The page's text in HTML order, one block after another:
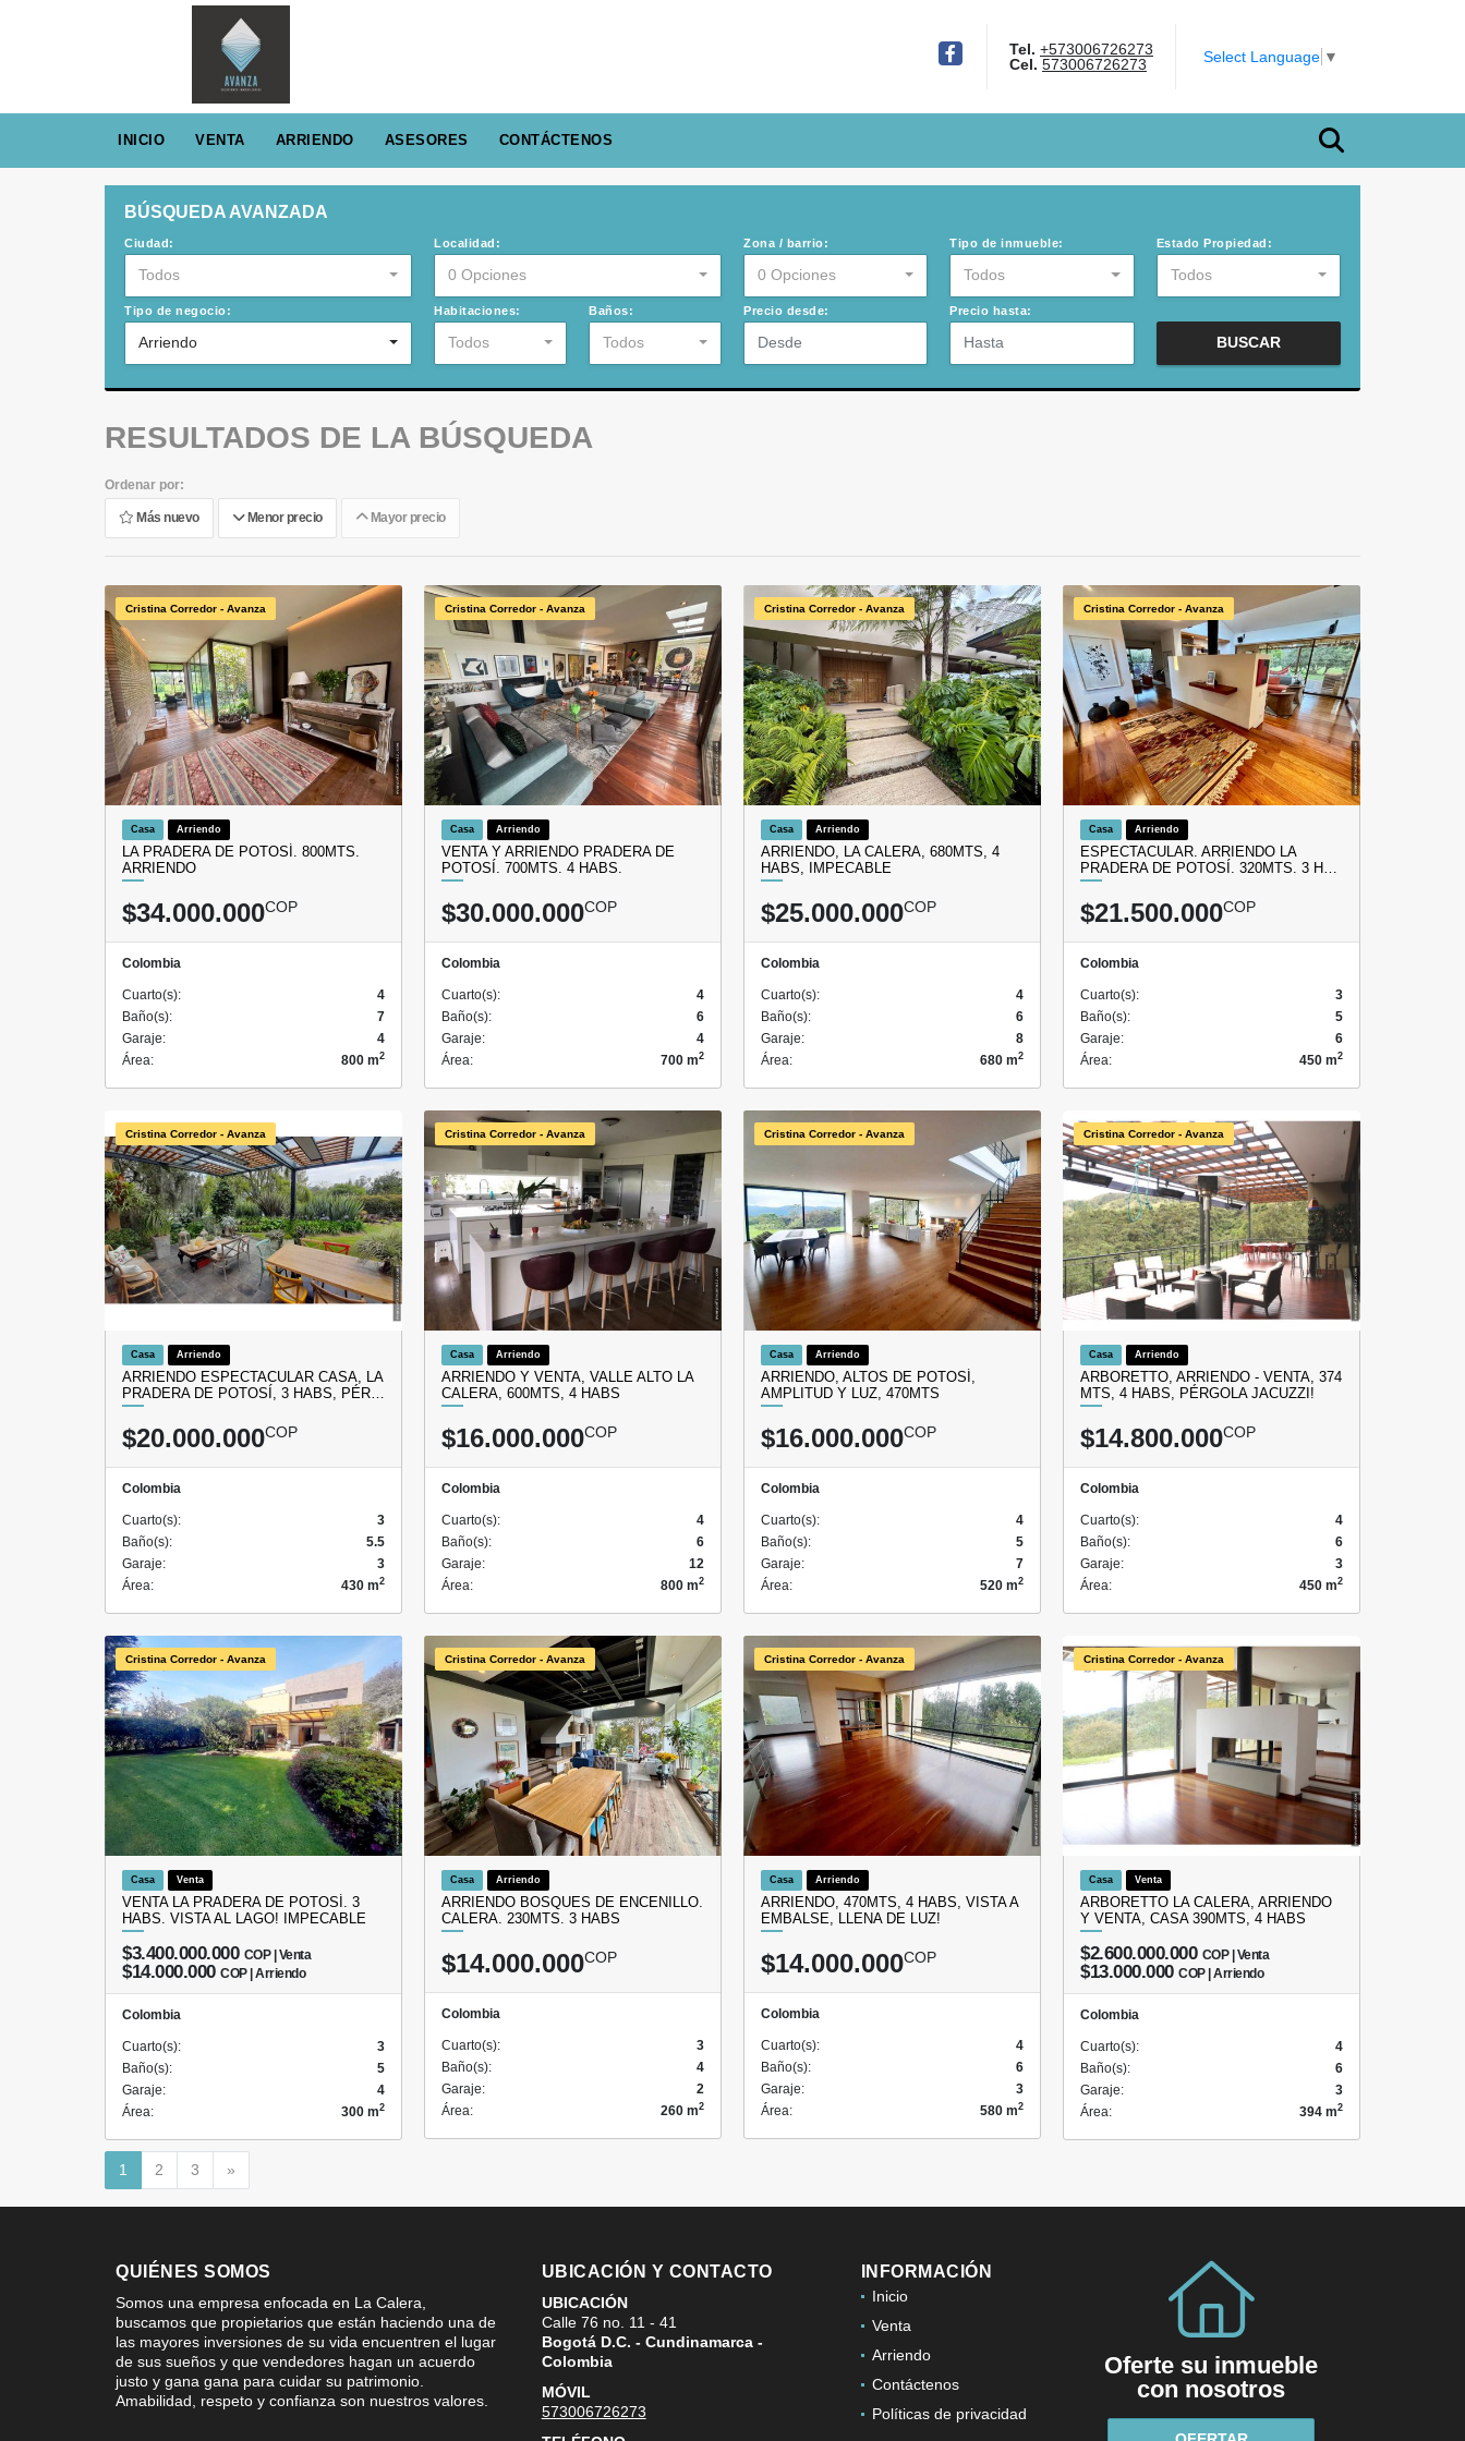
Facebook Tel. +573006726273
Cel. 573006726273 Select Language ▼
INICIO VENTA ARRIENDO ASESORES CONTÁCTENOS
BÚSQUEDA AVANZADA
Ciudad:
Todos
Localidad:
0 Opciones
Zona / barrio:
0 Opciones
Tipo de inmueble:
Todos
Estado Propiedad:
Todos
Tipo de negocio:
Arriendo
Habitaciones:
Todos
Baños:
Todos
Precio desde: Precio hasta:
BUSCAR
RESULTADOS DE LA BÚSQUEDA
Ordenar por:
Más nuevo Menor precio Mayor precio
Cristina Corredor - Avanza
Casa Arriendo
LA PRADERA DE POTOSÍ. 800MTS.
ARRIENDO
$34.000.000COP
Colombia
Cuarto(s):
4
Baño(s):
7
Garaje:
4
Área:
800 m2
Cristina Corredor - Avanza
Casa Arriendo
VENTA Y ARRIENDO PRADERA DE
POTOSÍ. 700MTS. 4 HABS.
$30.000.000COP
Colombia
Cuarto(s):
4
Baño(s):
6
Garaje:
4
Área:
700 m2
Cristina Corredor - Avanza
Casa Arriendo
ARRIENDO, LA CALERA, 680MTS, 4
HABS, IMPECABLE
$25.000.000COP
Colombia
Cuarto(s):
4
Baño(s):
6
Garaje:
8
Área:
680 m2
Cristina Corredor - Avanza
Casa Arriendo
ESPECTACULAR. ARRIENDO LA
PRADERA DE POTOSÍ. 320MTS. 3 H…
$21.500.000COP
Colombia
Cuarto(s):
3
Baño(s):
5
Garaje:
6
Área:
450 m2
Cristina Corredor - Avanza
Casa Arriendo
ARRIENDO ESPECTACULAR CASA, LA
PRADERA DE POTOSÍ, 3 HABS, PÉR…
$20.000.000COP
Colombia
Cuarto(s):
3
Baño(s):
5.5
Garaje:
3
Área:
430 m2
Cristina Corredor - Avanza
Casa Arriendo
ARRIENDO Y VENTA, VALLE ALTO LA
CALERA, 600MTS, 4 HABS
$16.000.000COP
Colombia
Cuarto(s):
4
Baño(s):
6
Garaje:
12
Área:
800 m2
Cristina Corredor - Avanza
Casa Arriendo
ARRIENDO, ALTOS DE POTOSÍ,
AMPLITUD Y LUZ, 470MTS
$16.000.000COP
Colombia
Cuarto(s):
4
Baño(s):
5
Garaje:
7
Área:
520 m2
Cristina Corredor - Avanza
Casa Arriendo
ARBORETTO, ARRIENDO - VENTA, 374
MTS, 4 HABS, PÉRGOLA JACUZZI!
$14.800.000COP
Colombia
Cuarto(s):
4
Baño(s):
6
Garaje:
3
Área:
450 m2
Cristina Corredor - Avanza
Casa Venta
VENTA LA PRADERA DE POTOSÍ. 3
HABS. VISTA AL LAGO! IMPECABLE
$3.400.000.000 COP | Venta
$14.000.000 COP | Arriendo
Colombia
Cuarto(s):
3
Baño(s):
5
Garaje:
4
Área:
300 m2
Cristina Corredor - Avanza
Casa Arriendo
ARRIENDO BOSQUES DE ENCENILLO.
CALERA. 230MTS. 3 HABS
$14.000.000COP
Colombia
Cuarto(s):
3
Baño(s):
4
Garaje:
2
Área:
260 m2
Cristina Corredor - Avanza
Casa Arriendo
ARRIENDO, 470MTS, 4 HABS, VISTA A
EMBALSE, LLENA DE LUZ!
$14.000.000COP
Colombia
Cuarto(s):
4
Baño(s):
6
Garaje:
3
Área:
580 m2
Cristina Corredor - Avanza
Casa Venta
ARBORETTO LA CALERA, ARRIENDO
Y VENTA, CASA 390MTS, 4 HABS
$2.600.000.000 COP | Venta
$13.000.000 COP | Arriendo
Colombia
Cuarto(s):
4
Baño(s):
6
Garaje:
3
Área:
394 m2
1 2 3 »
QUIÉNES SOMOS
Somos una empresa enfocada en La Calera,
buscamos que propietarios que están haciendo una de
las mayores inversiones de su vida encuentren el lugar
de sus sueños y que vendedores hagan un acuerdo
justo y gana gana para cuidar su patrimonio.
Amabilidad, respeto y confianza son nuestros valores.
UBICACIÓN Y CONTACTO
UBICACIÓN
Calle 76 no. 11 - 41
Bogotá D.C. - Cundinamarca -
Colombia
MÓVIL
573006726273
INFORMACIÓN
Inicio
Venta
Arriendo
Contáctenos
Políticas de privacidad
Oferte su inmueble
con nosotros